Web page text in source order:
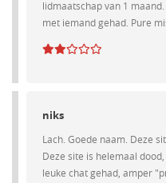
lidmaatschap van 1
met iemand gehad. Pure
niks
Lach. Goede naam. Deze
Deze site is helemaal
leuke chat gehad, amper